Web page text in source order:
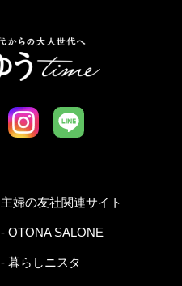
主婦の友社関連サイト
- OTONA SALONE
- 暮らしニスタ